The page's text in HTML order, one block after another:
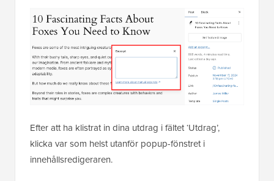
Efter att ha klistrat in dina utdrag i fältet ‘Utdrag’,
klicka var som helst utanför popup-fönstret i
innehållsredigeraren.